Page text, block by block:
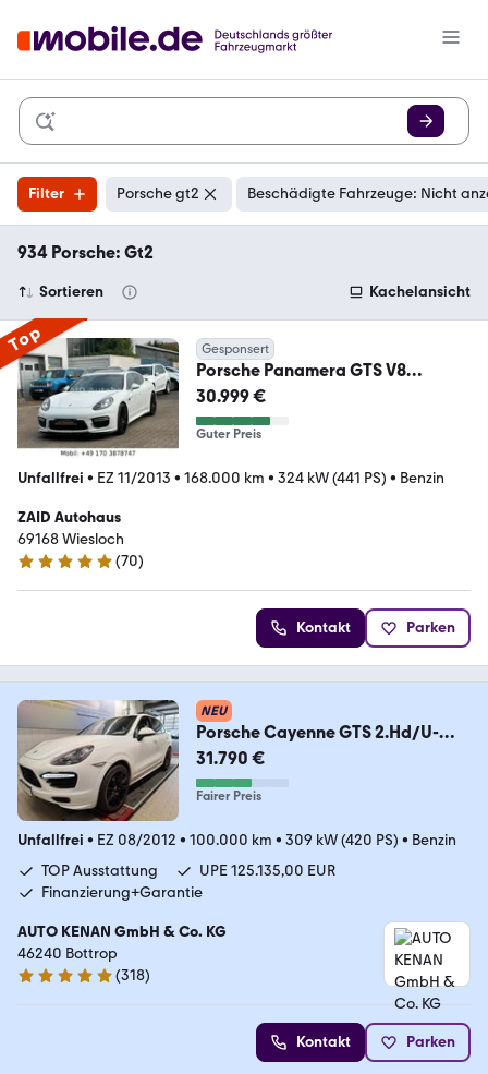
Filter Porsche gt2 Beschädigte Fahrzeuge: Nicht
934 Porsche: Gt2
Sortieren Kachelansicht
Top Gesponsert
Porsche Panamera GTS V8
SPORT+
4.8L*2HAND*LED*KA*441PS
30.999 €
Guter Preis
Unfallfrei • EZ 11/2013 • 168.000 km • 324 kW (441 PS) • Benzin
ZAID Autohaus
69168 Wiesloch
4.8 Sterne
(70)
Kontakt Parken
NEU
Porsche Cayenne GTS 2.Hd/U-
frei/BRD/ACC/Leder/Pano/TOP
31.790 €
Fairer Preis
Unfallfrei • EZ 08/2012 • 100.000 km • 309 kW (420 PS) • Benzin
TOP Ausstattung
UPE 125.135,00 EUR
Finanzierung+Garantie
AUTO KENAN GmbH & Co. KG
46240 ­­­­­­Bottrop
4.8 Sterne
(318)
Kontakt Parken